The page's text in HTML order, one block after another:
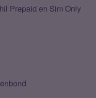
Prepaid en Sim Only